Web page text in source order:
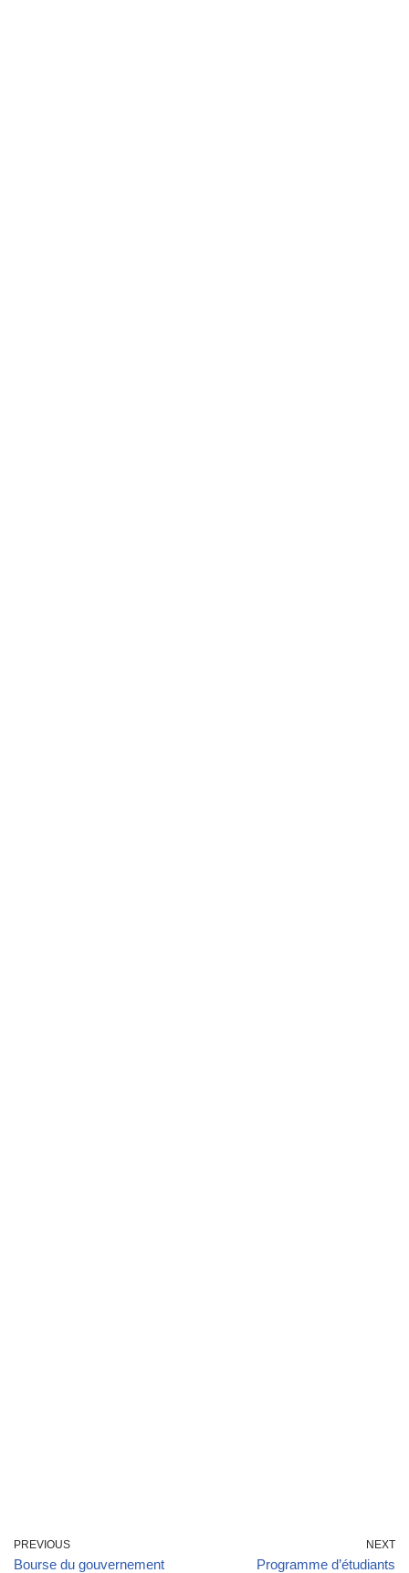
PREVIOUS
Bourse du gouvernement
NEXT
Programme d’étudiants